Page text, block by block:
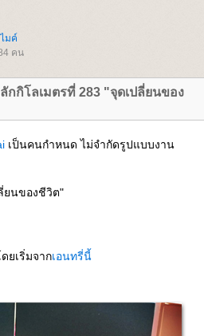
มค์
คน
กกิโลเมตรที่ 283 "จุดเปลี่ยนของ
เป็นคนกำหนด ไม่จำกัดรูปแบบงาน
ยนของชีวิต"
ยเริ่มจากเอนทรี่นี้